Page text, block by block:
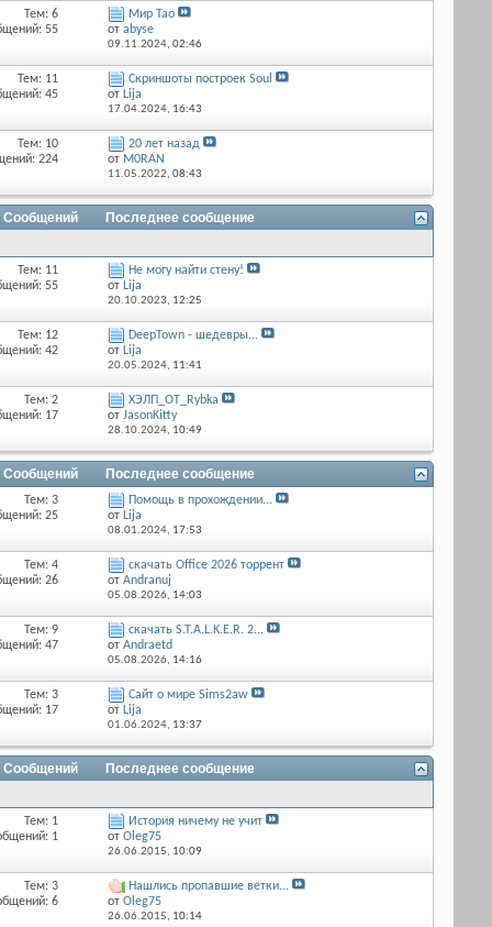
Тем: 6
55
Мир Тао
от abyse
09.11.2024, 02:46
Тем: 11
45
Скриншоты построек Soul
от Lija
17.04.2024, 16:43
Тем: 10
224
20 лет назад
от M0RAN
11.05.2022, 08:43
Сообщений
Последнее сообщение
Тем: 11
55
Не могу найти стену!
от Lija
20.10.2023, 12:25
Тем: 12
42
DeepTown - шедевры...
от Lija
20.05.2024, 11:41
Тем: 2
17
ХЭЛП_OT_Rybka
от JasonKitty
28.10.2024, 10:49
Сообщений Последнее сообщение
Тем: 3
25
Помощь в прохождении...
от Lija
08.01.2024, 17:53
Тем: 4
26
скачать Office 2026 торрент
от Andranuj
05.08.2026, 14:03
Тем: 9
47
скачать S.T.A.L.K.E.R. 2...
от Andraetd
05.08.2026, 14:16
Тем: 3
17
Сайт о мире Sims2aw
от Lija
01.06.2024, 13:37
Сообщений
Последнее сообщение
Тем: 1
1
История ничему не учит
от Оlеg75
26.06.2015, 10:09
Тем: 3
6
Нашлись пропавшие ветки...
от Оlеg75
26.06.2015, 10:14